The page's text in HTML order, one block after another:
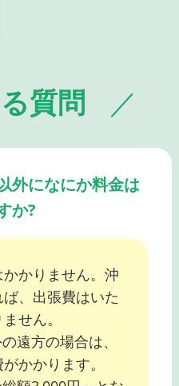
質問
外になにか料金は
か?
かりません。沖
、出張費はいた
せん。
遠方の場合は、
かかります。